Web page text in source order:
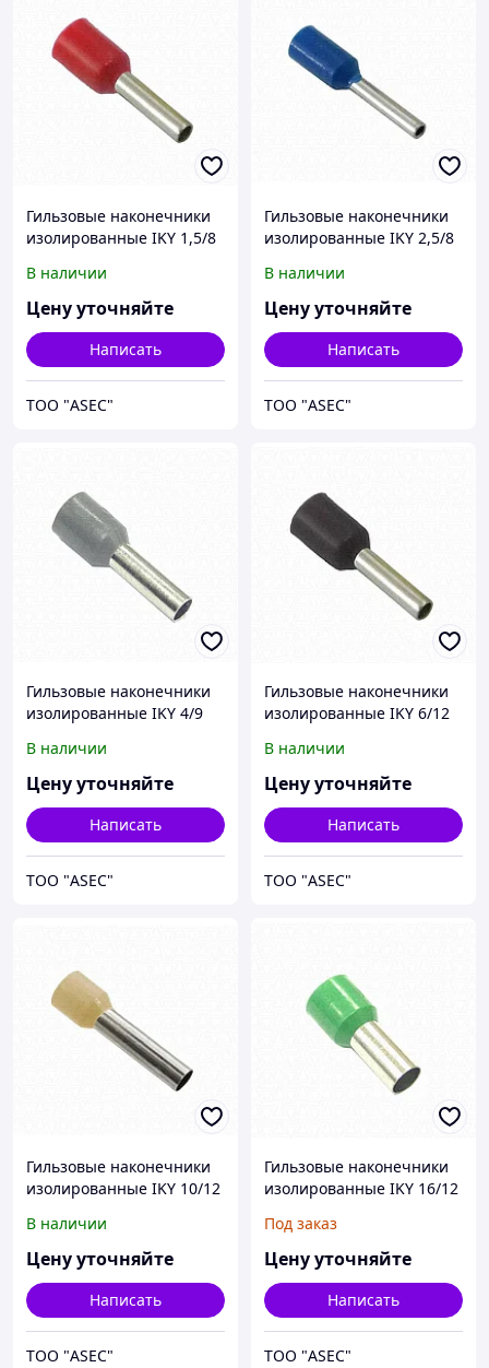
Гильзовые наконечники
изолированные IKY 1,5/8
В наличии
Цену уточняйте
Написать
ТОО "ASEC"
Гильзовые наконечники
изолированные IKY 2,5/8
В наличии
Цену уточняйте
Написать
ТОО "ASEC"
Гильзовые наконечники
изолированные IKY 4/9
В наличии
Цену уточняйте
Написать
ТОО "ASEC"
Гильзовые наконечники
изолированные IKY 6/12
В наличии
Цену уточняйте
Написать
ТОО "ASEC"
Гильзовые наконечники
изолированные IKY 10/12
В наличии
Цену уточняйте
Написать
ТОО "ASEC"
Гильзовые наконечники
изолированные IKY 16/12
Под заказ
Цену уточняйте
Написать
ТОО "ASEC"